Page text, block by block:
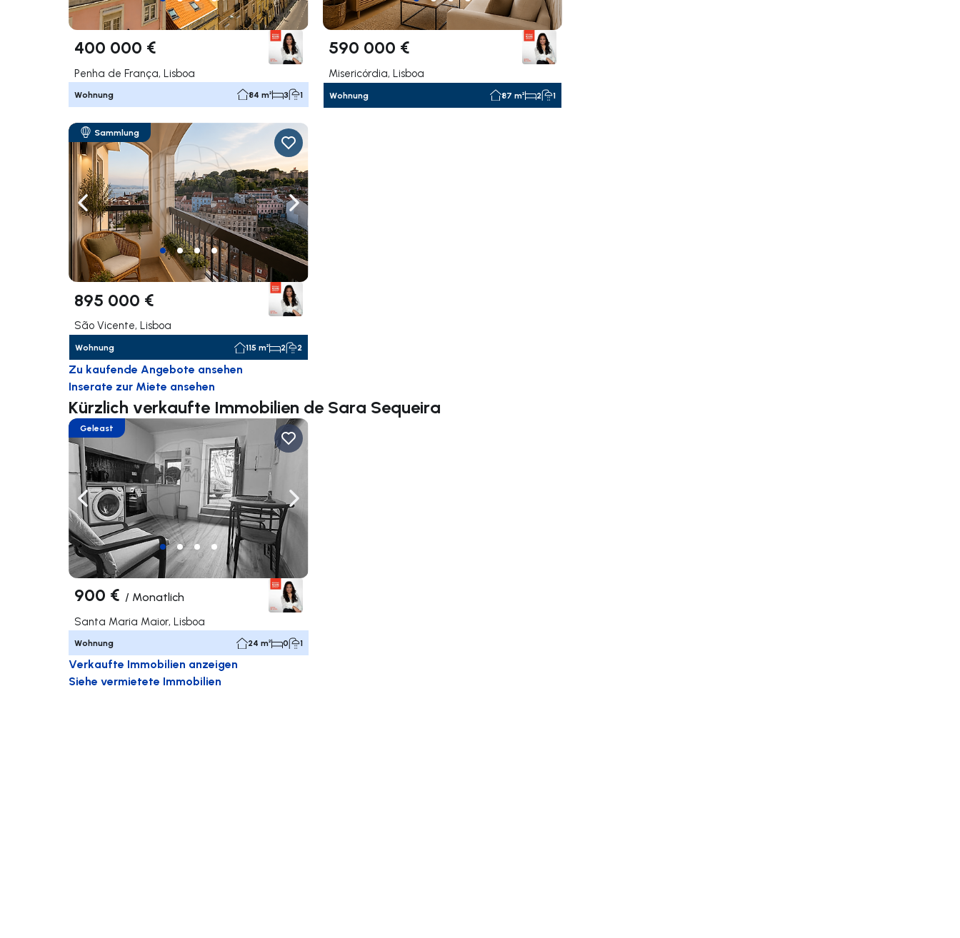
400 000 €
Penha de França, Lisboa
Wohnung 84 m² 3 1
590 000 €
Misericórdia, Lisboa
Wohnung 87 m² 2 1
Nach links navigieren Nach rechts navigieren
Sammlung
895 000 €
São Vicente, Lisboa
Wohnung 115 m² 2 2
Zu kaufende Angebote ansehen
Inserate zur Miete ansehen
Kürzlich verkaufte Immobilien de Sara Sequeira
Nach links navigieren Nach rechts navigieren
Geleast
900 € / Monatlich
Santa Maria Maior, Lisboa
Wohnung 24 m² 0 1
Verkaufte Immobilien anzeigen
Siehe vermietete Immobilien